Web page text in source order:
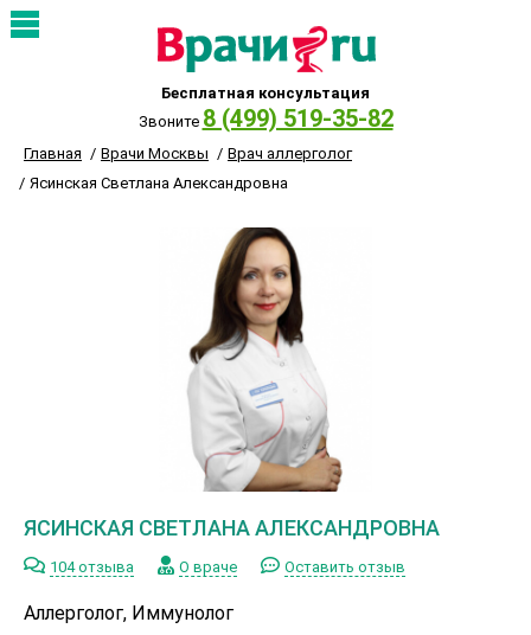
Бесплатная консультация
Звоните 8 (499) 519-35-82
Главная Врачи Москвы
Врач аллерголог
Ясинская Светлана Александровна
ЯСИНСКАЯ СВЕТЛАНА АЛЕКСАНДРОВНА
104 отзыва О враче Оставить отзыв
Аллерголог, Иммунолог